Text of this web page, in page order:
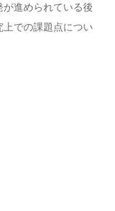
進められている後
での課題点につい